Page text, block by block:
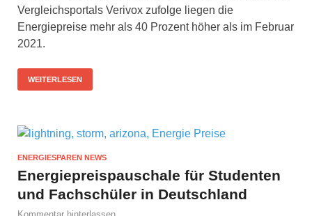
Vergleichsportals Verivox zufolge liegen die
Energiepreise mehr als 40 Prozent höher als im Februar
2021.
WEITERLESEN
ENERGIESPAREN NEWS
Energiepreispauschale für Studenten
und Fachschüler in Deutschland